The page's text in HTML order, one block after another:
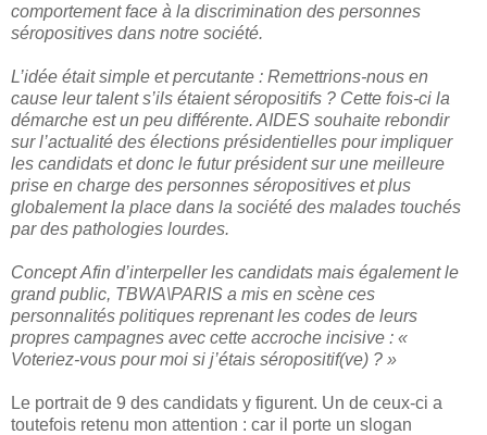
comportement face à la discrimination des personnes
séropositives dans notre société.
L’idée était simple et percutante : Remettrions-nous en
cause leur talent s’ils étaient séropositifs ? Cette fois-ci la
démarche est un peu différente. AIDES souhaite rebondir
sur l’actualité des élections présidentielles pour impliquer
les candidats et donc le futur président sur une meilleure
prise en charge des personnes séropositives et plus
globalement la place dans la société des malades touchés
par des pathologies lourdes.
Concept Afin d’interpeller les candidats mais également le
grand public, TBWA\PARIS a mis en scène ces
personnalités politiques reprenant les codes de leurs
propres campagnes avec cette accroche incisive : «
Voteriez-vous pour moi si j’étais séropositif(ve) ? »
Le portrait de 9 des candidats y figurent. Un de ceux-ci a
toutefois retenu mon attention : car il porte un slogan